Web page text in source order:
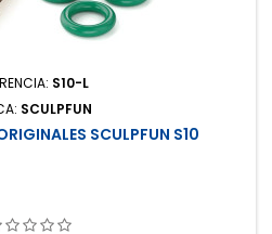
S10-L
SCULPFUN
SCULPFUN S10